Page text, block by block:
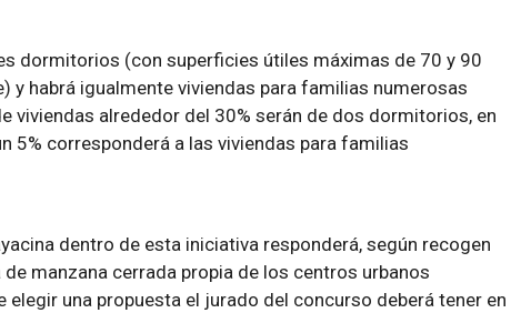
dormitorios (con superficies útiles máximas de 70 y 90
y habrá igualmente viviendas para familias numerosas
viviendas alrededor del 30% serán de dos dormitorios, en
5% corresponderá a las viviendas para familias
dentro de esta iniciativa responderá, según recogen
manzana cerrada propia de los centros urbanos
elegir una propuesta el jurado del concurso deberá tener en